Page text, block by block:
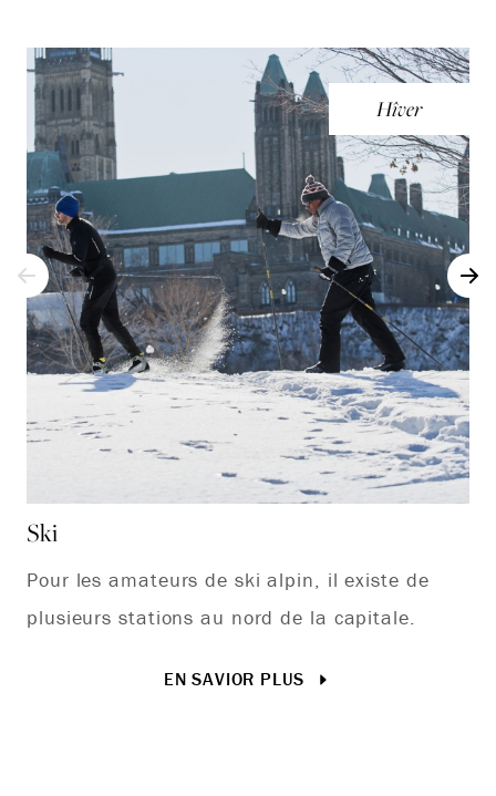
Hîver
Ski
Pour les amateurs de ski alpin, il existe de
plusieurs stations au nord de la capitale.
EN SAVIOR PLUS